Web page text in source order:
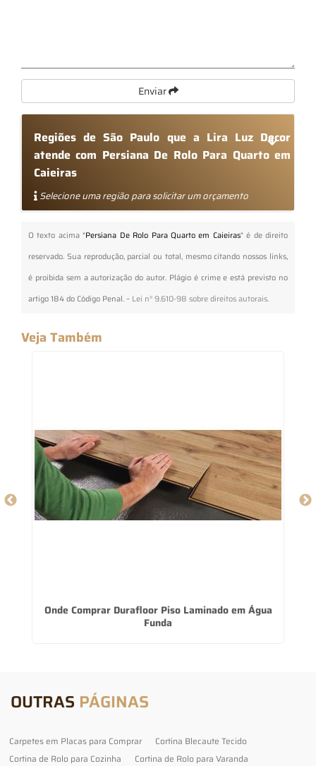
Enviar
Regiões de São Paulo que a Lira Luz Decor
atende com Persiana De Rolo Para Quarto em
Caieiras
Selecione uma região para solicitar um orçamento
O texto acima "Persiana De Rolo Para Quarto em Caieiras" é de direito
reservado. Sua reprodução, parcial ou total, mesmo citando nossos links,
é proibida sem a autorização do autor. Plágio é crime e está previsto no
artigo 184 do Código Penal. – Lei n° 9.610-98 sobre direitos autorais.
Veja Também
Onde Comprar Durafloor Piso Laminado em Água
Funda
OUTRAS PÁGINAS
Carpetes em Placas para Comprar
Cortina Blecaute Tecido
Cortina de Rolo para Cozinha
Cortina de Rolo para Varanda